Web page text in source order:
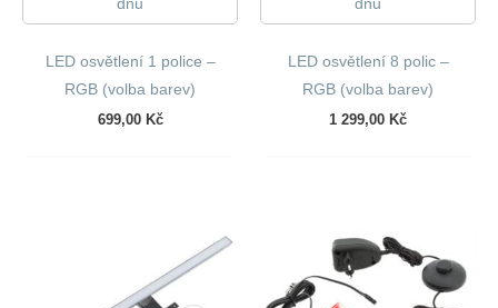
dnů
LED osvětlení 1 police –
RGB (volba barev)
699,00 Kč
dnů
LED osvětlení 8 polic –
RGB (volba barev)
1 299,00 Kč